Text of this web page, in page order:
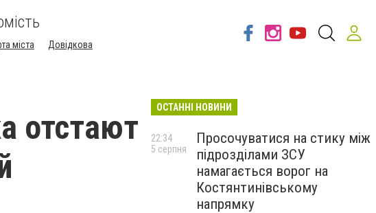
міста Довідкова
отстают
ОСТАННІ НОВИНИ
Просочуватися на стику між
підрозділами ЗСУ
намагається ворог на
Костянтинівському
напрямку
22:34
5 серпня